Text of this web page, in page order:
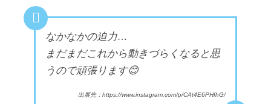
なかなかの迫力…
まだまだこれから動きづらくなると思
うので頑張ります😊
出展先：https://www.instagram.com/p/CAt4E6PHfhG/